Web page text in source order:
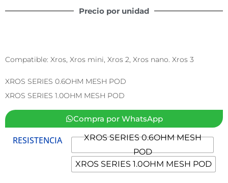
Precio por unidad
Compatible: Xros, Xros mini, Xros 2, Xros nano. Xros 3
XROS SERIES 0.6OHM MESH POD
XROS SERIES 1.0OHM MESH POD
Compra por WhatsApp
RESISTENCIA
XROS SERIES 0.6OHM MESH
POD
XROS SERIES 1.0OHM MESH POD